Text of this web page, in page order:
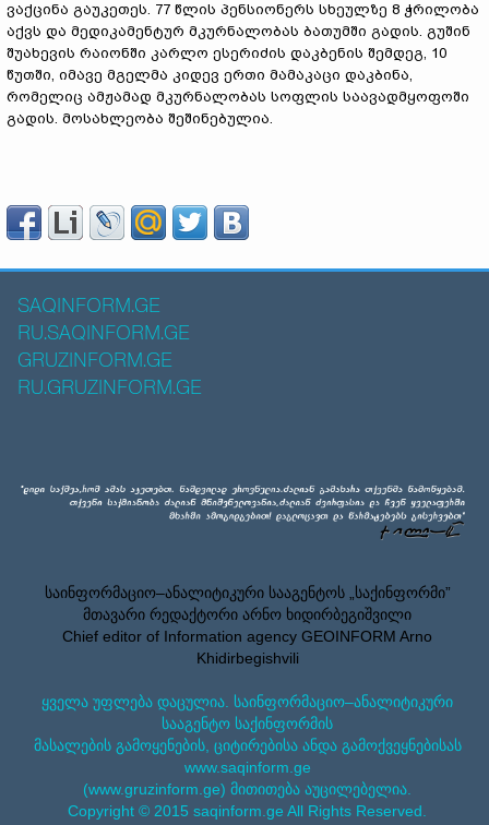
ვაქცინა გაუკეთეს. 77 წლის პენსიონერს სხეულზე 8 ჭრილობა
აქვს და მედიკამენტურ მკურნალობას ბათუმში გადის. გუშინ
შუახევის რაიონში კარლო ესერიძის დაკბენის შემდეგ, 10
წუთში, იმავე მგელმა კიდევ ერთი მამაკაცი დაკბინა,
რომელიც ამჟამად მკურნალობას სოფლის საავადმყოფოში
გადის. მოსახლეობა შეშინებულია.
SAQINFORM.GE
RU.SAQINFORM.GE
GRUZINFORM.GE
RU.GRUZINFORM.GE
საინფორმაციო–ანალიტიკური სააგენტოს „საქინფორმი”
მთავარი რედაქტორი არნო ხიდირბეგიშვილი
Chief editor of Information agency GEOINFORM Arno
Khidirbegishvili
ყველა უფლება დაცულია. საინფორმაციო–ანალიტიკური
სააგენტო საქინფორმის
მასალების გამოყენების, ციტირებისა ანდა გამოქვეყნებისას
www.saqinform.ge
(www.gruzinform.ge) მითითება აუცილებელია.
Copyright © 2015 saqinform.ge All Rights Reserved.